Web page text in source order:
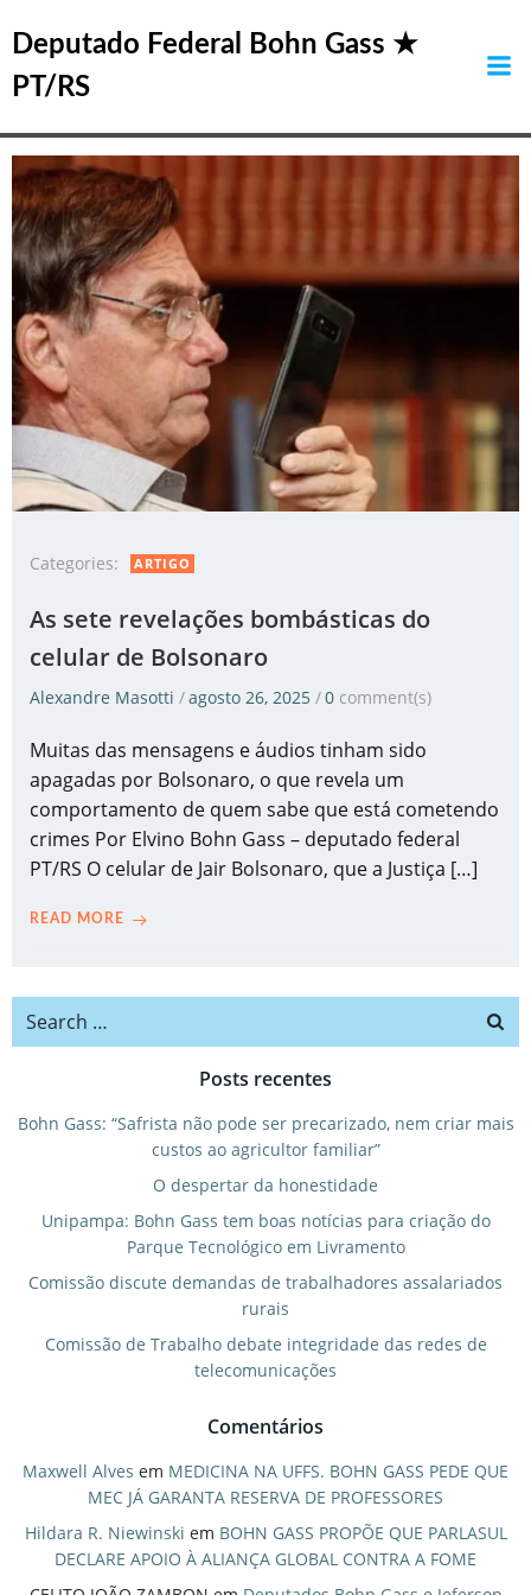
para
Deputado Federal Bohn Gass ★
PT/RS
Posts in eduardo
Categories: ARTIGO
As sete revelações bombásticas do
celular de Bolsonaro
Alexandre Masotti /agosto 26, 2025 /0 comment(s)
Muitas das mensagens e áudios tinham sido
apagadas por Bolsonaro, o que revela um
comportamento de quem sabe que está cometendo
crimes Por Elvino Bohn Gass – deputado federal
PT/RS O celular de Jair Bolsonaro, que a Justiça […]
READ MORE
Search
Posts recentes
Bohn Gass: “Safrista não pode ser precarizado, nem criar mais
custos ao agricultor familiar”
O despertar da honestidade
Unipampa: Bohn Gass tem boas notícias para criação do
Parque Tecnológico em Livramento
Comissão discute demandas de trabalhadores assalariados
rurais
Comissão de Trabalho debate integridade das redes de
telecomunicações
Comentários
Maxwell Alves em MEDICINA NA UFFS. BOHN GASS PEDE QUE
MEC JÁ GARANTA RESERVA DE PROFESSORES
Hildara R. Niewinski em BOHN GASS PROPÕE QUE PARLASUL
DECLARE APOIO À ALIANÇA GLOBAL CONTRA A FOME